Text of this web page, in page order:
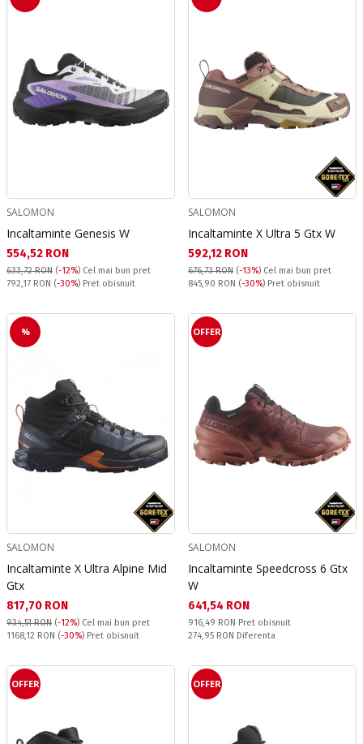
SALOMON
Incaltaminte Genesis W
Текуща цена:
554,52 RON
633,72 RON (-12%) Cel mai bun pret
Pret obisnuit:
792,17 RON (-30%) Pret obisnuit
SALOMON
Incaltaminte X Ultra 5 Gtx W
Текуща цена:
592,12 RON
676,73 RON (-13%) Cel mai bun pret
Pret obisnuit:
845,90 RON (-30%) Pret obisnuit
%
SALOMON
Incaltaminte X Ultra Alpine Mid
Gtx
Текуща цена:
817,70 RON
934,51 RON (-12%) Cel mai bun pret
Pret obisnuit:
1168,12 RON (-30%) Pret obisnuit
OFFER
SALOMON
Incaltaminte Speedcross 6 Gtx
W
Текуща цена:
641,54 RON
Pret obisnuit:
916,49 RON Pret obisnuit
Спестявате:
274,95 RON Diferenta
OFFER OFFER